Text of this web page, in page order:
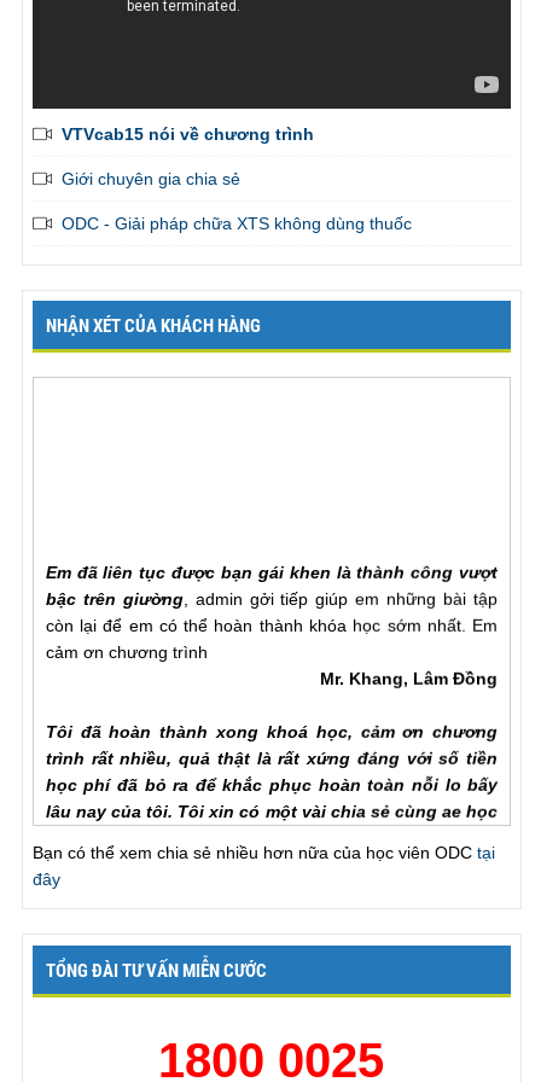
VTVcab15 nói về chương trình
Giới chuyên gia chia sẻ
ODC - Giải pháp chữa XTS không dùng thuốc
NHẬN XÉT CỦA KHÁCH HÀNG
bậc trên giường, admin gởi tiếp giúp em những bài tập
còn lại để em có thể hoàn thành khóa học sớm nhất. Em
cảm ơn chương trình
trình rất nhiều, quả thật là rất xứng đáng với số tiền
học phí đã bỏ ra để khắc phục hoàn toàn nỗi lo bấy
lâu nay của tôi. Tôi xin có một vài chia sẻ cùng ae học
viên ODC. Trong quá trình tập luyện ngoài sự hướng
dẫn của hlv cần hơn hết là sự chia sẻ của ae học viên
với nhau để hiểu rõ từng vấn đề của phương pháp.
vẫn khong cải thiện đc như nhiều ae học viên đã chia
sẻ với chuong trinh, tôi đã chăm chỉ làm lại từ đầu và
tôi nhận ra ... , lúc này cũng giống như khi đã xuất
chỉ khác biệt ở chỗ khi ... để lên dinh lan mot ma ko
Bạn có thể xem chia sẻ nhiều hơn nữa của học viên ODC tại
đây
TỔNG ĐÀI TƯ VẤN MIỄN CƯỚC
1800 0025